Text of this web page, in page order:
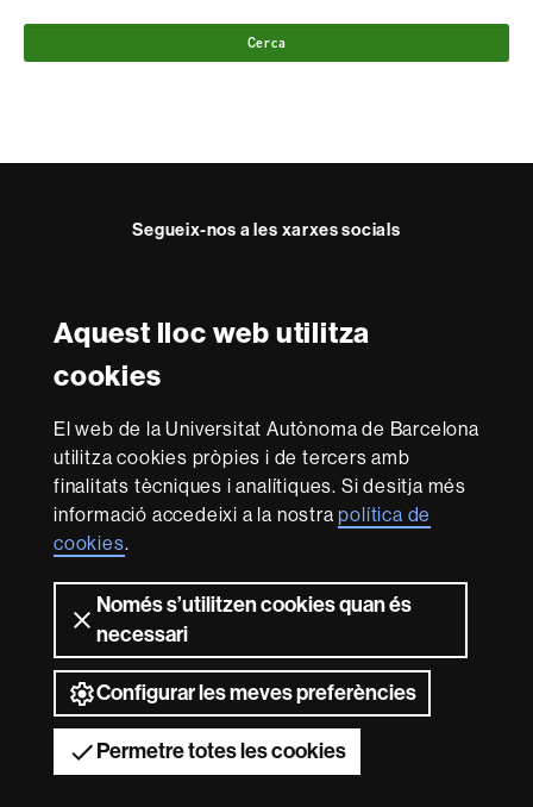
Aquest lloc web utilitza
cookies
El web de la Universitat Autònoma de Barcelona
utilitza cookies pròpies i de tercers amb
finalitats tècniques i analítiques. Si desitja més
informació accedeixi a la nostrapolítica de
cookies.
Només s’utilitzen cookies quan és
necessari
Configurar les meves preferències
Permetre totes les cookies
Cerca
Segueix-nos a les xarxes socials
Reconeixement internacional de l'excel·lència
in
Research
-
Euraxess
Amb el finançament de
Sobre
aquest
web
Avís legal
web Accessibilitat web Mapa del web UAB
2026 Universitat Autònoma de Barcelona